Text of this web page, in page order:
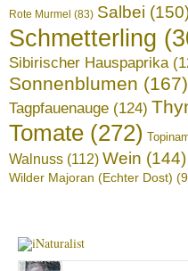
Rote Murmel (83) Salbei
Schmetterling
Sibirischer Hauspaprika
Sonnenblumen (167)
Tagpfauenauge (124)
Tomate (272)
Walnuss (112) Wein (144)
Wilder Majoran (Echter Dost)